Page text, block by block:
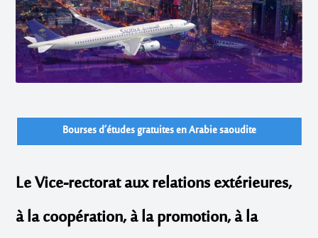
Bourses d’études gratuites en Arabie saoudite
Le Vice-rectorat aux relations extérieures,
à la coopération, à la promotion, à la